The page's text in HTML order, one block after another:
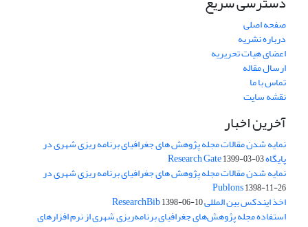
صفحه اصلی
درباره نشریه
اعضای هیات تحریریه
ارسال مقاله
تماس با ما
نقشه سایت
آخرین اخبار
نمایه شدن مقالات مجله پژوهش های جغرافیای برنامه ریزی شهری در
پایگاه Research Gate1399-03-03
نمایه شدن مقالات مجله پژوهش های جغرافیای برنامه ریزی شهری در
Publons1398-11-26
اخذ ایندکس بین المللی ResearchBib1398-06-10
استفاده مجله پژوهش‌های جغرافیای برنامه‌ریزی شهری از نرم افزارهای